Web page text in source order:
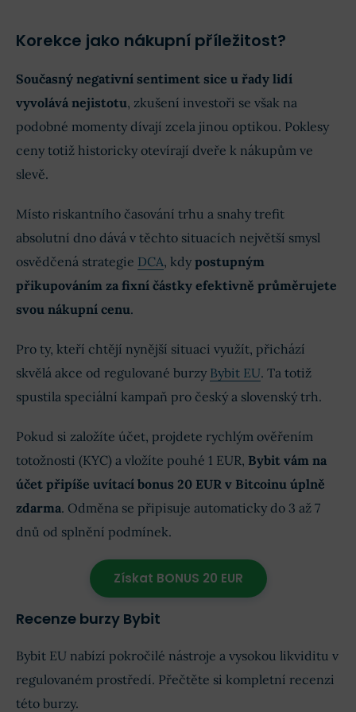
Korekce jako nákupní příležitost?
Současný negativní sentiment sice u řady lidí
vyvolává nejistotu, zkušení investoři se však na
podobné momenty dívají zcela jinou optikou. Poklesy
ceny totiž historicky otevírají dveře k nákupům ve
slevě.
Místo riskantního časování trhu a snahy trefit
absolutní dno dává v těchto situacích největší smysl
osvědčená strategie DCA, kdy postupným
přikupováním za fixní částky efektivně průměrujete
svou nákupní cenu.
Pro ty, kteří chtějí nynější situaci využít, přichází
skvělá akce od regulované burzy Bybit EU. Ta totiž
spustila speciální kampaň pro český a slovenský trh.
Pokud si založíte účet, projdete rychlým ověřením
totožnosti (KYC) a vložíte pouhé 1 EUR, Bybit vám na
účet připíše uvítací bonus 20 EUR v Bitcoinu úplně
zdarma. Odměna se připisuje automaticky do 3 až 7
dnů od splnění podmínek.
Získat BONUS 20 EUR
Recenze burzy Bybit
Bybit EU nabízí pokročilé nástroje a vysokou likviditu v
regulovaném prostředí. Přečtěte si kompletní recenzi
této burzy.